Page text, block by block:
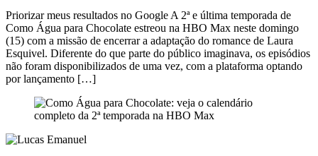
Priorizar meus resultados no Google A 2ª e última temporada de
Como Água para Chocolate estreou na HBO Max neste domingo
(15) com a missão de encerrar a adaptação do romance de Laura
Esquivel. Diferente do que parte do público imaginava, os episódios
não foram disponibilizados de uma vez, com a plataforma optando
por lançamento […]